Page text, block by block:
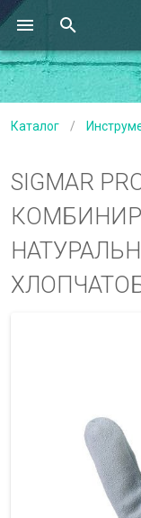
Каталог /
SIGMAR